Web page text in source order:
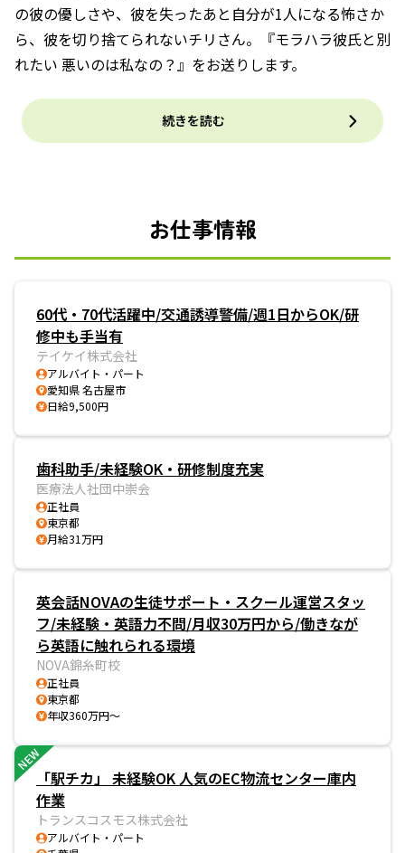
の彼の優しさや、彼を失ったあと自分が1人になる怖さか
ら、彼を切り捨てられないチリさん。『モラハラ彼氏と別
れたい 悪いのは私なの？』をお送りします。
続きを読む
お仕事情報
60代・70代活躍中/交通誘導警備/週1日からOK/研
修中も手当有
テイケイ株式会社
アルバイト・パート
愛知県 名古屋市
日給9,500円
歯科助手/未経験OK・研修制度充実
医療法人社団中崇会
正社員
東京都
月給31万円
英会話NOVAの生徒サポート・スクール運営スタッ
フ/未経験・英語力不問/月収30万円から/働きなが
ら英語に触れられる環境
NOVA錦糸町校
正社員
東京都
年収360万円～
NEW
「駅チカ」 未経験OK 人気のEC物流センター庫内
作業
トランスコスモス株式会社
アルバイト・パート